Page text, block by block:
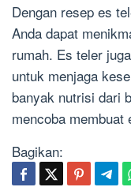
Dengan resep es
Anda dapat
rumah. Es teler
untuk menjaga
banyak nutrisi dari
mencoba membuat
Bagikan: